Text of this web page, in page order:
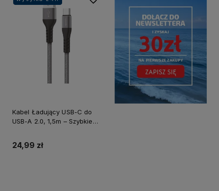
Kabel Ładujący USB-C do
USB-A 2.0, 1,5m – Szybkie
24,99 zł